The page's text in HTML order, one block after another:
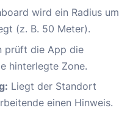
wird ein Radius um
(z. B. 50 Meter).
prüft die App die
hinterlegte Zone.
Liegt der Standort
einen Hinweis.